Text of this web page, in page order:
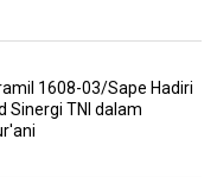
1608-03/Sape Hadiri
Sinergi TNI dalam